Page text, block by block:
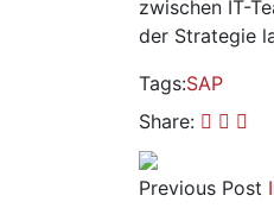
zwischen IT-
der Strategie
Tags:SAP
Share:
Previous Post